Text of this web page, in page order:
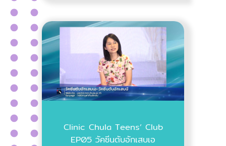
Clinic Chula Teens’ Club
EP05 วัคซีนตับอักเสบเอ